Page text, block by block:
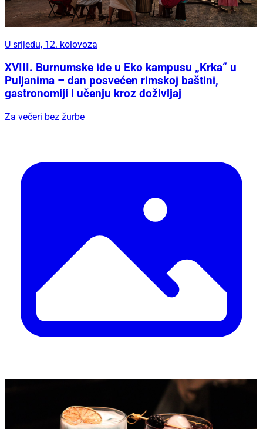
U srijedu, 12. kolovoza
XVIII. Burnumske ide u Eko kampusu „Krka“ u
Puljanima – dan posvećen rimskoj baštini,
gastronomiji i učenju kroz doživljaj
Za večeri bez žurbe